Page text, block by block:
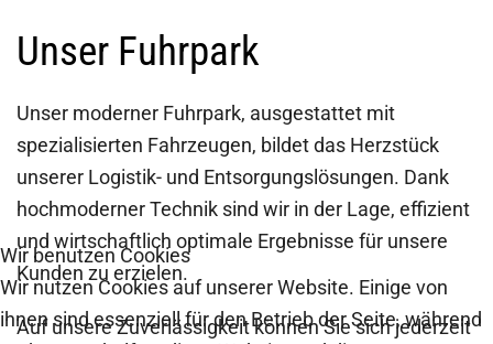
Unser Fuhrpark
Unser moderner Fuhrpark, ausgestattet mit
spezialisierten Fahrzeugen, bildet das Herzstück
unserer Logistik- und Entsorgungslösungen. Dank
hochmoderner Technik sind wir in der Lage, effizient
und wirtschaftlich optimale Ergebnisse für unsere
Kunden zu erzielen.
Auf unsere Zuverlässigkeit können Sie sich jederzeit
Wir benutzen Cookies
Wir nutzen Cookies auf unserer Website. Einige von
ihnen sind essenziell für den Betrieb der Seite, während